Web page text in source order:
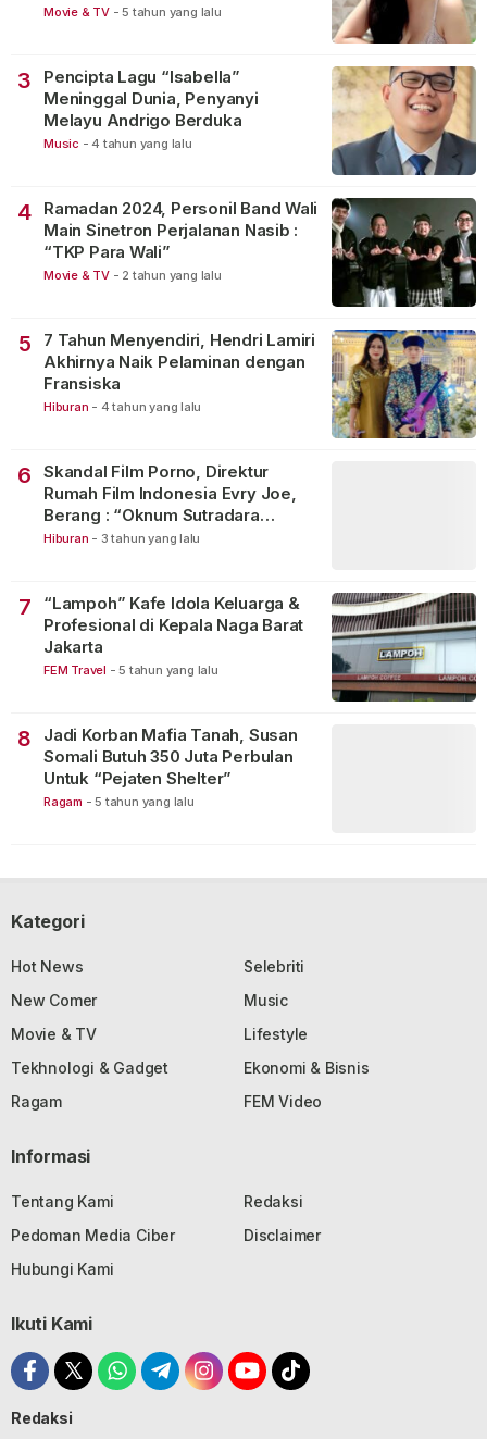
Movie & TV - 5 tahun yang lalu
3
Pencipta Lagu “Isabella”
Meninggal Dunia, Penyanyi
Melayu Andrigo Berduka
Music - 4 tahun yang lalu
4
Ramadan 2024, Personil Band Wali
Main Sinetron Perjalanan Nasib :
“TKP Para Wali”
Movie & TV - 2 tahun yang lalu
5
7 Tahun Menyendiri, Hendri Lamiri
Akhirnya Naik Pelaminan dengan
Fransiska
Hiburan - 4 tahun yang lalu
6
Skandal Film Porno, Direktur
Rumah Film Indonesia Evry Joe,
Berang : “Oknum Sutradara
Merusak Perfilman Indonesia”!
Hiburan - 3 tahun yang lalu
7
“Lampoh” Kafe Idola Keluarga &
Profesional di Kepala Naga Barat
Jakarta
FEM Travel - 5 tahun yang lalu
8
Jadi Korban Mafia Tanah, Susan
Somali Butuh 350 Juta Perbulan
Untuk “Pejaten Shelter”
Ragam - 5 tahun yang lalu
Kategori
Hot News
Selebriti
New Comer
Music
Movie & TV
Lifestyle
Tekhnologi & Gadget
Ekonomi & Bisnis
Ragam
FEM Video
Informasi
Tentang Kami
Redaksi
Pedoman Media Ciber
Disclaimer
Hubungi Kami
Ikuti Kami
Redaksi